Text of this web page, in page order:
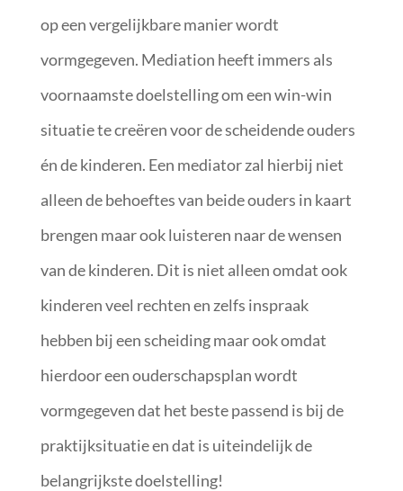
op een vergelijkbare manier wordt
vormgegeven. Mediation heeft immers als
voornaamste doelstelling om een win-win
situatie te creëren voor de scheidende ouders
én de kinderen. Een mediator zal hierbij niet
alleen de behoeftes van beide ouders in kaart
brengen maar ook luisteren naar de wensen
van de kinderen. Dit is niet alleen omdat ook
kinderen veel rechten en zelfs inspraak
hebben bij een scheiding maar ook omdat
hierdoor een ouderschapsplan wordt
vormgegeven dat het beste passend is bij de
praktijksituatie en dat is uiteindelijk de
belangrijkste doelstelling!